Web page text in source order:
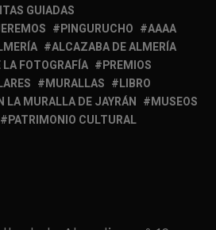
GUIADAS
PINGURUCHO
AAAA
ALCAZABA DE ALMERÍA
FOTOGRAFÍA
PREMIOS
MURALLAS
LIBRO
LA MURALLA DE JAYRÁN
MUSEOS
PATRIMONIO CULTURAL